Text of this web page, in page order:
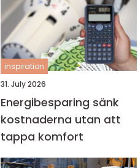
inspiration
31. July 2026
Energibesparing sänk
kostnaderna utan att
tappa komfort